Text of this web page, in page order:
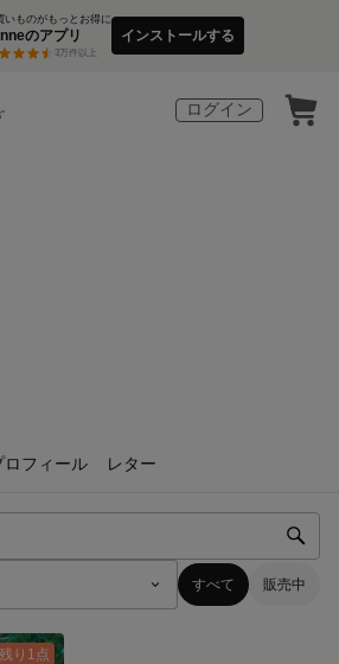
いものがもっとお得に
のアプリ
3万件以上
インストールする
ログイン
ロフィール レター
すべて 販売中
残り1点